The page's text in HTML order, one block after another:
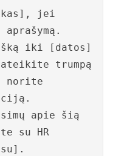
jei
iki [datos]
trumpą
norite
apie šią
su HR